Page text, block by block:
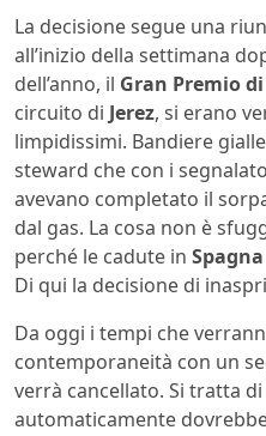
La decisione segue una
all’inizio della settimana
dell’anno, il Gran Premio
circuito di Jerez, si erano
limpidissimi. Bandiere
steward che con i
avevano completato il
dal gas. La cosa non è
perché le cadute in Spagna
Di qui la decisione di
Da oggi i tempi che
contemporaneità con un
verrà cancellato. Si tratta
automaticamente